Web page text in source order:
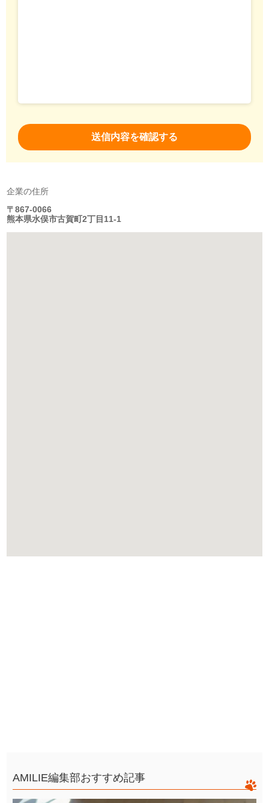
企業の住所
〒867-0066
熊本県水俣市古賀町2丁目11-1
AMILIE編集部おすすめ記事